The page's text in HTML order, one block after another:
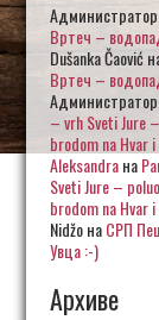
Администратор
Вртеч –
Dušanka Čaović
Вртеч –
Администратор
– vrh Sveti Jure
brodom na Hvar
Aleksandraна
Sveti Jure –
brodom na Hvar
NidžoнаСРП
Увца :-)
Архиве